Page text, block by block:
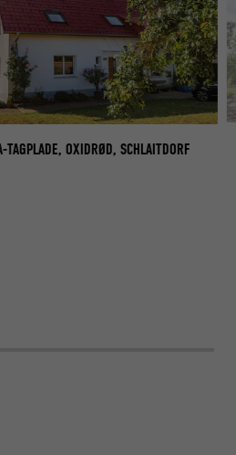
TAGPLADE, OXIDRØD, SCHLAITDORF